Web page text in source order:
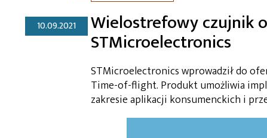
10.09.2021 Wielostrefowy czujnik
STMicroelectronics
STMicroelectronics wprowadził do
Time-of-flight. Produkt umożliwia
zakresie aplikacji konsumenckich i